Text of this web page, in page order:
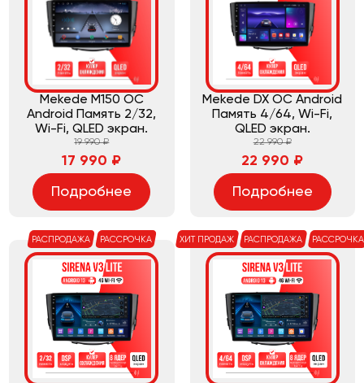
Mekede M150 ОС
Android Память 2/32,
Wi-Fi, QLED экран.
19 990 ₽
17 990 ₽
Подробнее
Mekede DX ОС Android
Память 4/64, Wi-Fi,
QLED экран.
22 990 ₽
22 990 ₽
Подробнее
РАСПРОДАЖА РАССРОЧКА ХИТ ПРОДАЖ РАСПРОДАЖА РАССРОЧКА